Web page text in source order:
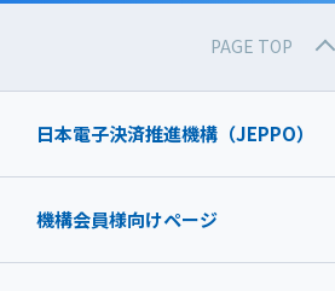
PAGE TOP
日本電子決済推進機構（JEPPO）
機構会員様向けページ